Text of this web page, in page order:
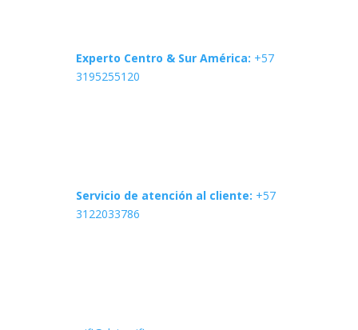
Experto Centro & Sur América: +57
3195255120
Servicio de atención al cliente: +57
3122033786